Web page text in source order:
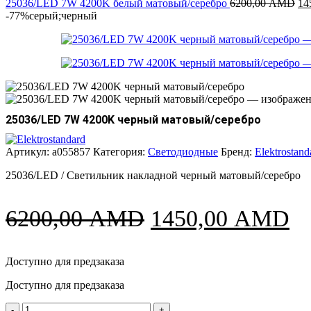
6550,00
25036/LED 7W 4200K белый матовый/серебро 6200,00AMD
-77%серый;черный
25036/LED 7W 4200K черный матовый/серебро
Артикул: a055857 Категория: Светодиодные Бренд:
25036/LED / Светильник накладной черный матовый/серебро
6200,00AMD Первоначальная
6200,00 AMD.
1450,00 AMD
Доступно для предзаказа
Доступно для предзаказа
Количество